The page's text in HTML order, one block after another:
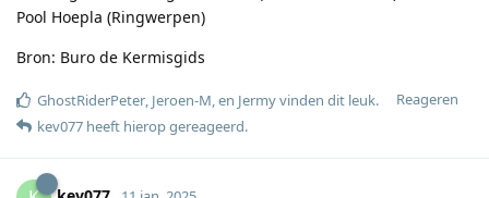
Pool Hoepla (Ringwerpen)
Bron: Buro de Kermisgids
Reageren
GhostRiderPeter, Jeroen-M, en Jermyvinden dit leuk.
kev077 heeft hierop gereageerd.